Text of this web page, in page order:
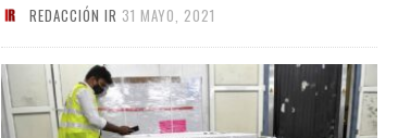
REDACCIÓN IR 31 MAYO, 2021